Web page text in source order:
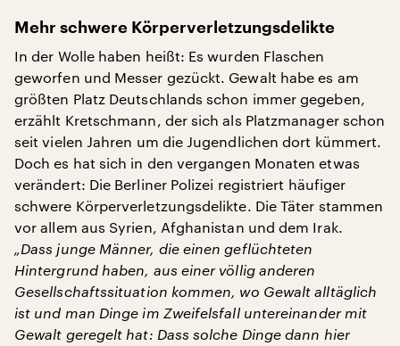
Mehr schwere Körperverletzungsdelikte
In der Wolle haben heißt: Es wurden Flaschen
geworfen und Messer gezückt. Gewalt habe es am
größten Platz Deutschlands schon immer gegeben,
erzählt Kretschmann, der sich als Platzmanager schon
seit vielen Jahren um die Jugendlichen dort kümmert.
Doch es hat sich in den vergangen Monaten etwas
verändert: Die Berliner Polizei registriert häufiger
schwere Körperverletzungsdelikte. Die Täter stammen
vor allem aus Syrien, Afghanistan und dem Irak.
„Dass junge Männer, die einen geflüchteten
Hintergrund haben, aus einer völlig anderen
Gesellschaftssituation kommen, wo Gewalt alltäglich
ist und man Dinge im Zweifelsfall untereinander mit
Gewalt geregelt hat: Dass solche Dinge dann hier